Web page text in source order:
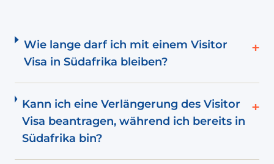
Wie lange darf ich mit einem Visitor
Visa in Südafrika bleiben?
+
Kann ich eine Verlängerung des Visitor
Visa beantragen, während ich bereits in
Südafrika bin?
+